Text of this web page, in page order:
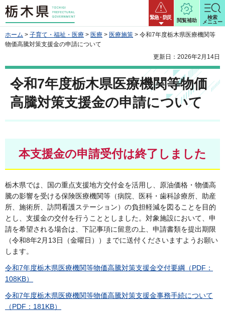
栃木県 緊急・防災
閲覧補助
検索
メニュー
ホーム > 子育て・福祉・医療 > 医療 > 医療施策 > 令和7年度栃木県医療機関等
物価高騰対策支援金の申請について
更新日：2026年2月14日
令和7年度栃木県医療機関等物価
高騰対策支援金の申請について
本支援金の申請受付は終了しました
栃木県では、国の重点支援地方交付金を活用し、原油価格・物価高
騰の影響を受ける保険医療機関等（病院、医科・歯科診療所、助産
所、施術所、訪問看護ステーション）の負担軽減を図ることを目的
とし、支援金の交付を行うこととしました。対象施設において、申
請を希望される場合は、下記事項に留意の上、申請書類を提出期限
（令和8年2月13日（金曜日））までに送付くださいますようお願い
します。
令和7年度栃木県医療機関等物価高騰対策支援金交付要綱（PDF：
108KB）
令和7年度栃木県医療機関等物価高騰対策支援金事務手続について
（PDF：181KB）